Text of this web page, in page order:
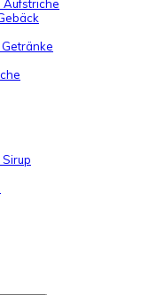
Aufstriche
Sirup